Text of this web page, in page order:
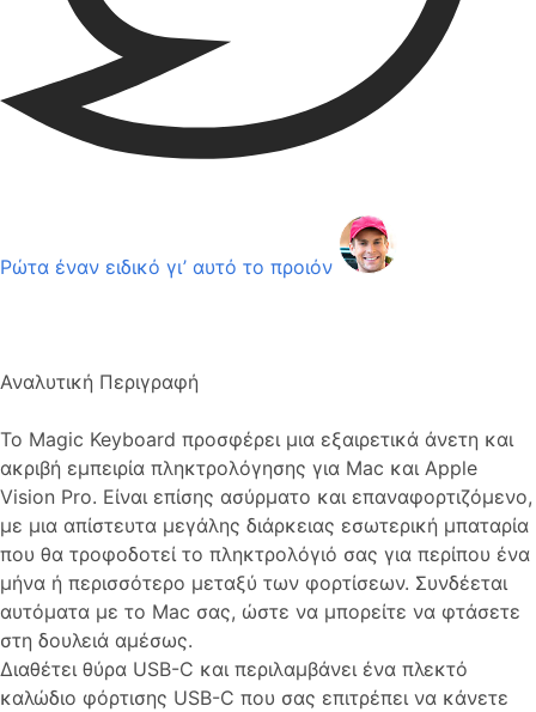
Ρώτα έναν ειδικό γι’ αυτό το προιόν
Αναλυτική Περιγραφή
Το Magic Keyboard προσφέρει μια εξαιρετικά άνετη και
ακριβή εμπειρία πληκτρολόγησης για Mac και Apple
Vision Pro. Είναι επίσης ασύρματο και επαναφορτιζόμενο,
με μια απίστευτα μεγάλης διάρκειας εσωτερική μπαταρία
που θα τροφοδοτεί το πληκτρολόγιό σας για περίπου ένα
μήνα ή περισσότερο μεταξύ των φορτίσεων. Συνδέεται
αυτόματα με το Mac σας, ώστε να μπορείτε να φτάσετε
στη δουλειά αμέσως.
Διαθέτει θύρα USB-C και περιλαμβάνει ένα πλεκτό
καλώδιο φόρτισης USB-C που σας επιτρέπει να κάνετε